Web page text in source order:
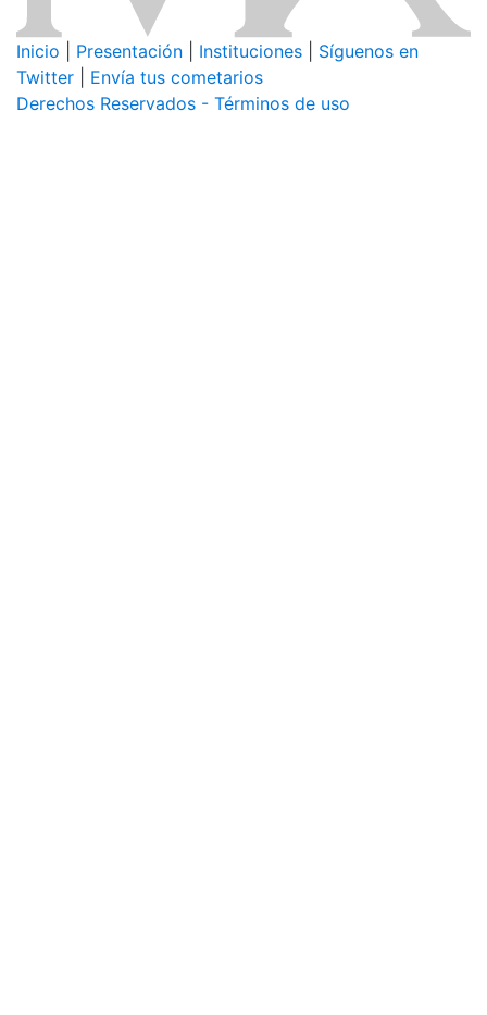
Inicio Presentación Instituciones
Síguenos en
Twitter
Envía tus cometarios
Derechos Reservados - Términos de uso